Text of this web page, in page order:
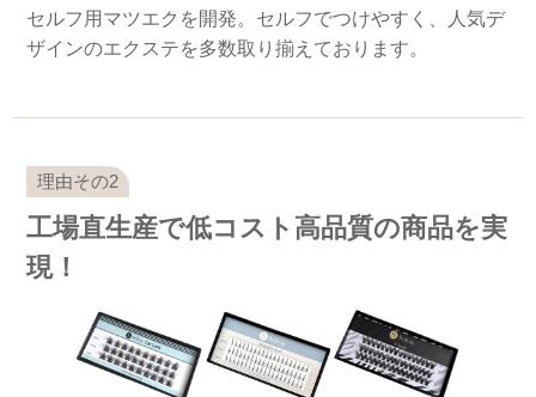
セルフ用マツエクを開発。セルフでつけやすく、人気デ
ザインのエクステを多数取り揃えております。
工場直生産で低コスト高品質の商品を実
現！